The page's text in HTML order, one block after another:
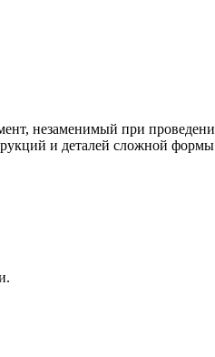
незаменимый при
и деталей сложной